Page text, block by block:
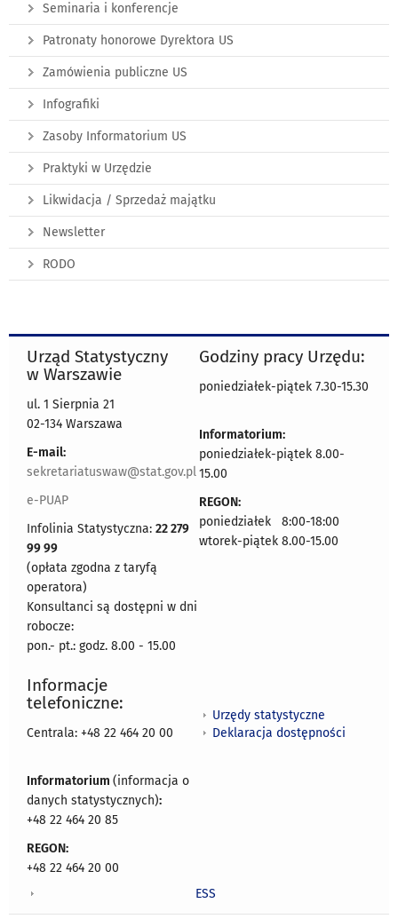
Seminaria i konferencje
Patronaty honorowe Dyrektora US
Zamówienia publiczne US
Infografiki
Zasoby Informatorium US
Praktyki w Urzędzie
Likwidacja / Sprzedaż majątku
Newsletter
RODO
Urząd Statystyczny
w Warszawie
ul. 1 Sierpnia 21
02-134 Warszawa
E-mail:
sekretariatuswaw@stat.gov.pl
e-PUAP
Infolinia Statystyczna: 22 279
99 99
(opłata zgodna z taryfą
operatora)
Konsultanci są dostępni w dni
robocze:
pon.- pt.: godz. 8.00 - 15.00
Godziny pracy Urzędu:
poniedziałek-piątek 7.30-15.30
Informatorium:
poniedziałek-piątek 8.00-
15.00
REGON:
poniedziałek 8:00-18:00
wtorek-piątek 8.00-15.00
Informacje
telefoniczne:
Centrala: +48 22 464 20 00
Informatorium (informacja o
danych statystycznych):
+48 22 464 20 85
REGON:
+48 22 464 20 00
Urzędy statystyczne
Deklaracja dostępności
ESS